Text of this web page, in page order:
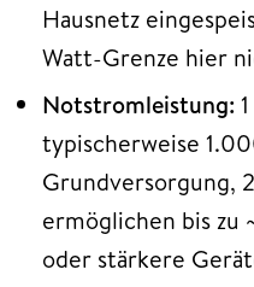
Hausnetz
Watt-Grenze hier
Notstromleistung:
typischerweise
Grundversorgung,
ermöglichen bis
oder stärkere